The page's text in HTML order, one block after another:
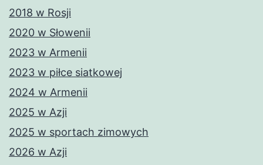
2018 w Rosji
2020 w Słowenii
2023 w Armenii
2023 w piłce siatkowej
2024 w Armenii
2025 w Azji
2025 w sportach zimowych
2026 w Azji